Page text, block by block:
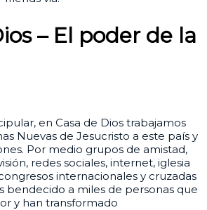
– El poder de la
en Casa de Dios trabajamos
Nuevas de Jesucristo a este país y
Por medio grupos de amistad,
redes sociales, internet, iglesia
internacionales y cruzadas
bendecido a miles de personas que
y han transformado